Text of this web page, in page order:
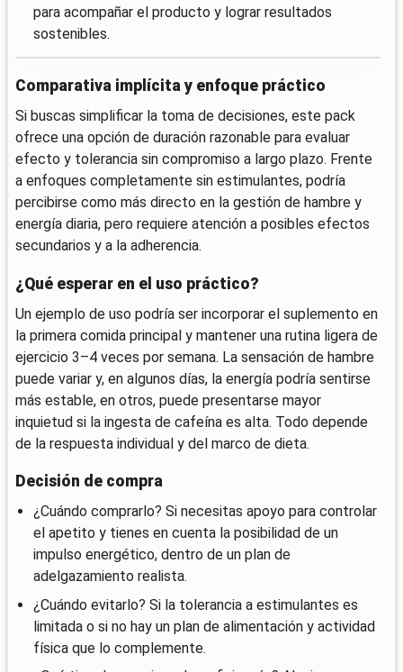
para acompañar el producto y lograr resultados
sostenibles.
Comparativa implícita y enfoque práctico
Si buscas simplificar la toma de decisiones, este pack
ofrece una opción de duración razonable para evaluar
efecto y tolerancia sin compromiso a largo plazo. Frente
a enfoques completamente sin estimulantes, podría
percibirse como más directo en la gestión de hambre y
energía diaria, pero requiere atención a posibles efectos
secundarios y a la adherencia.
¿Qué esperar en el uso práctico?
Un ejemplo de uso podría ser incorporar el suplemento en
la primera comida principal y mantener una rutina ligera de
ejercicio 3–4 veces por semana. La sensación de hambre
puede variar y, en algunos días, la energía podría sentirse
más estable, en otros, puede presentarse mayor
inquietud si la ingesta de cafeína es alta. Todo depende
de la respuesta individual y del marco de dieta.
Decisión de compra
¿Cuándo comprarlo? Si necesitas apoyo para controlar
el apetito y tienes en cuenta la posibilidad de un
impulso energético, dentro de un plan de
adelgazamiento realista.
¿Cuándo evitarlo? Si la tolerancia a estimulantes es
limitada o si no hay un plan de alimentación y actividad
física que lo complemente.